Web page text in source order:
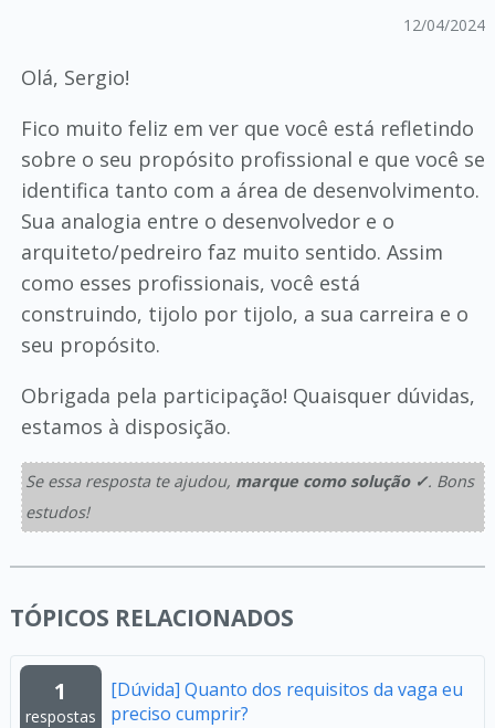
12/04/2024
Olá, Sergio!
Fico muito feliz em ver que você está refletindo
sobre o seu propósito profissional e que você se
identifica tanto com a área de desenvolvimento.
Sua analogia entre o desenvolvedor e o
arquiteto/pedreiro faz muito sentido. Assim
como esses profissionais, você está
construindo, tijolo por tijolo, a sua carreira e o
seu propósito.
Obrigada pela participação! Quaisquer dúvidas,
estamos à disposição.
Se essa resposta te ajudou, marque como solução ✓. Bons
estudos!
TÓPICOS RELACIONADOS
1
respostas
[Dúvida] Quanto dos requisitos da vaga eu
preciso cumprir?